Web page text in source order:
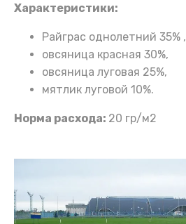
Характеристики:
Райграс однолетний 35% ,
овсяница красная 30%,
овсяница луговая 25%,
мятлик луговой 10%.
Норма расхода: 20 гр/м2